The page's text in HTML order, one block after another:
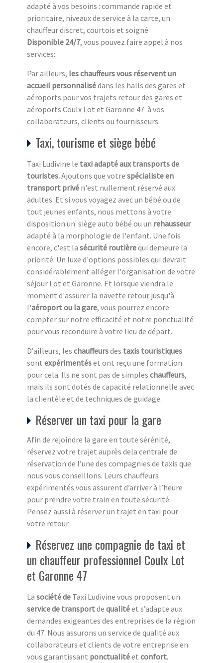
adapté à vos besoins : commande rapide et
prioritaire, niveaux de service à la carte, un
chauffeur discret, courtois et soigné
Disponible 24/7, vous pouvez faire appel à nos
services:
Par ailleurs, les chauffeurs vous réservent un
accueil personnalisédans les halls des gares et
aéroports pour vos trajets retour des gares et
aéroports Coulx Lot et Garonne 47 à vos
collaborateurs, clients ou fournisseurs.
Taxi, tourisme et siège bébé
Taxi Ludivine le taxi adapté aux transports de
touristes.Ajoutons que votre spécialiste en
transport privé n'est nullement réservé aux
adultes. Et si vous voyagez avec un bébé ou de
tout jeunes enfants, nous mettons à votre
disposition un siège auto bébé ou un rehausseur
adapté à la morphologie de l'enfant. Une fois
encore, c'est la sécurité routièrequi demeure la
priorité. Un luxe d'options possibles qui devrait
considérablement alléger l'organisation de votre
séjour Lot et Garonne. Et lorsque viendra le
moment d'assurer la navette retour jusqu'à
l'aéroport ou la gare, vous pourrez encore
compter sur notre efficacité et notre ponctualité
pour vous reconduire à votre lieu de départ.
D’ailleurs, les chauffeursdes taxis touristiques
sont expérimentéset ont reçu une formation
pour cela. Ils ne sont pas de simples chauffeurs,
mais ils sont dotés de capacité relationnelle avec
la clientèle et de techniques de guidage.
Réserver un taxi pour la gare
Afin de rejoindre la gare en toute sérénité,
réservez votre trajet auprès dela centrale de
réservation de l’une des compagnies de taxis que
nous vous conseillons. Leurs chauffeurs
expérimentés vous assurent d’arriver à l’heure
pour prendre votre train en toute sécurité.
Pensez aussi à réserver un trajet en taxi pour
votre retour.
Réservez une compagnie de taxi et
un chauffeur professionnel Coulx Lot
et Garonne 47
La société de Taxi Ludivine vous proposent un
service de transportde qualitéet s’adapte aux
demandes exigeantes des entreprises de la région
du 47. Nous assurons un service de qualité aux
collaborateurs et clients de votre entreprise en
vous garantissant ponctualitéet confort.